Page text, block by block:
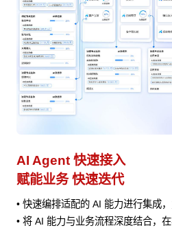
AI Agent 快速接入
赋能业务 快速迭代
• 快速编排适配的 AI 能力进行集成
• 将 AI 能力与业务流程深度结合，